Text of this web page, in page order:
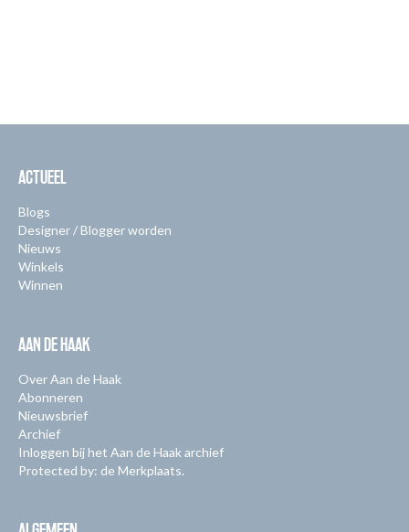
ACTUEEL
Blogs
Designer / Blogger worden
Nieuws
Winkels
Winnen
AAN DE HAAK
Over Aan de Haak
Abonneren
Nieuwsbrief
Archief
Inloggen bij het Aan de Haak archief
Protected by: de Merkplaats.